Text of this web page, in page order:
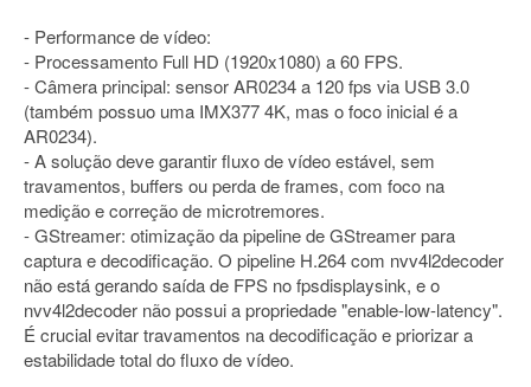
- Performance de vídeo:
- Processamento Full HD (1920x1080) a 60 FPS.
- Câmera principal: sensor AR0234 a 120 fps via USB 3.0
(também possuo uma IMX377 4K, mas o foco inicial é a
AR0234).
- A solução deve garantir fluxo de vídeo estável, sem
travamentos, buffers ou perda de frames, com foco na
medição e correção de microtremores.
- GStreamer: otimização da pipeline de GStreamer para
captura e decodificação. O pipeline H.264 com nvv4l2decoder
não está gerando saída de FPS no fpsdisplaysink, e o
nvv4l2decoder não possui a propriedade "enable-low-latency".
É crucial evitar travamentos na decodificação e priorizar a
estabilidade total do fluxo de vídeo.